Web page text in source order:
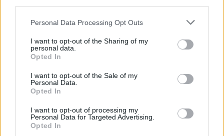
Personal Data Processing Opt Outs
I want to opt-out of the Sharing of my
personal data.
Opted In
I want to opt-out of the Sale of my
Personal Data.
Opted In
I want to opt-out of processing my
Personal Data for Targeted Advertising.
Opted In
disputato un totale di 167 partite ufficiali e ha
vinto una Coppa di Lega, oltre ad essersi
squadra ha raggiunto le semifinali) e per la
Champions League la scorsa stagione.
Il contributo di Nico Williams all'Athletic Club
la differenza in attacco grazie alla sua velocità
e velocità, segnando 31 gol, creando